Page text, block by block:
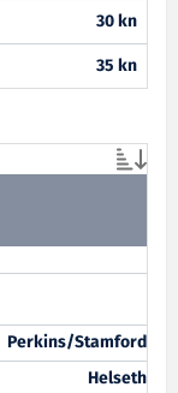
30 kn
35 kn
Perkins/Stamford
Helseth